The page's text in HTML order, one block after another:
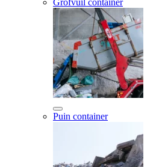
Grofvuil container
Puin container